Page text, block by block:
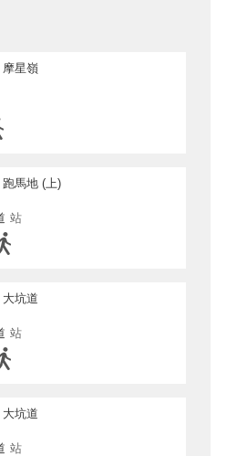
摩星嶺
跑馬地 (上)
站
大坑道
站
大坑道
站